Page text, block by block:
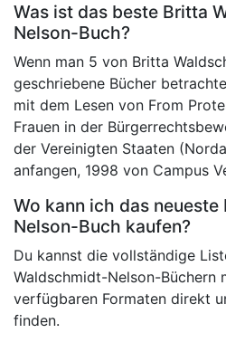
Was ist das beste Britta
Nelson-Buch?
Wenn man 5 von Britta
geschriebene Bücher
mit dem Lesen von From
Frauen in der
der Vereinigten Staaten
anfangen, 1998 von Campus
Wo kann ich das
Nelson-Buch kaufen?
Du kannst die vollständige
Waldschmidt-Nelson-Büchern
verfügbaren Formaten direkt
finden.